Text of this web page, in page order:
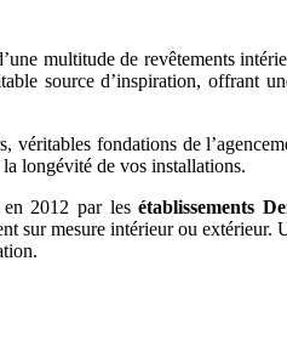
multitude de revêtements
source d’inspiration, offrant
fondations de
longévité de vos installations.
en 2012 par lesétablissements
sur mesure intérieur ou extérieur.